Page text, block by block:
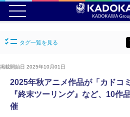
タグ一覧を見る
掲載開始日 2025年10月01日
2025年秋アニメ作品が「カドコ
『終末ツーリング』など、10作
催